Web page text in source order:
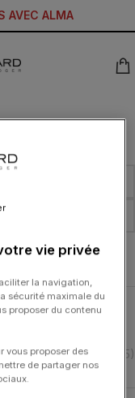
AVEC ALMA
(5)
vie privée
la navigation,
sécurité maximale du
proposer du contenu
vous proposer des
de partager nos